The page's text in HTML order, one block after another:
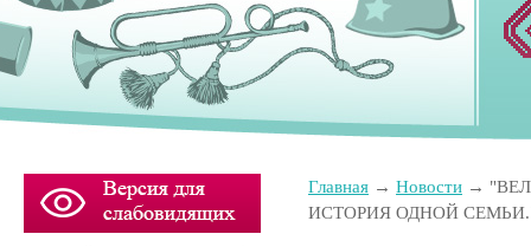
Главная Новости
ИСТОРИЯ ОДНОЙ